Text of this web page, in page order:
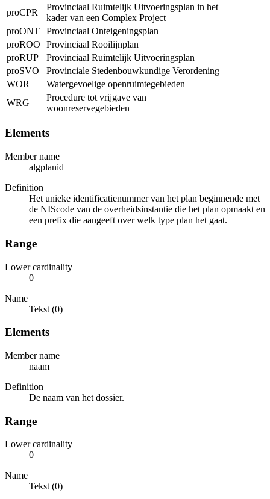
proCPR
Provinciaal Ruimtelijk Uitvoeringsplan in het
kader van een Complex Project
proONT
Provinciaal Onteigeningsplan
proROO
Provinciaal Rooilijnplan
proRUP
Provinciaal Ruimtelijk Uitvoeringsplan
proSVO
Provinciale Stedenbouwkundige Verordening
WOR
Watergevoelige openruimtegebieden
WRG
Procedure tot vrijgave van
woonreservegebieden
Elements
Member name
algplanid
Definition
Het unieke identificatienummer van het plan beginnende met
de NIScode van de overheidsinstantie die het plan opmaakt en
een prefix die aangeeft over welk type plan het gaat.
Range
Lower cardinality
0
Name
Tekst (0)
Elements
Member name
naam
Definition
De naam van het dossier.
Range
Lower cardinality
0
Name
Tekst (0)